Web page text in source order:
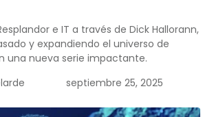
e IT a través de Dick Hallorann,
y expandiendo el universo de
una nueva serie impactante.
septiembre 25, 2025